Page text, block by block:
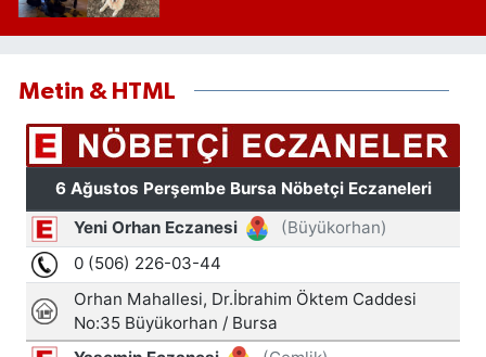
Metin & HTML